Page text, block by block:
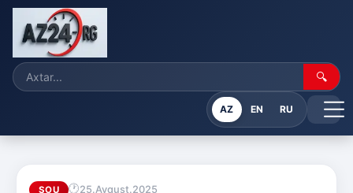
🔍
AZ EN RU
ŞOU 25.Avqust.2025